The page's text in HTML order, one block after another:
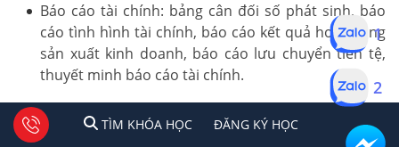
Báo cáo tài chính: bảng cân đối số phát sinh, báo
cáo tình hình tài chính, báo cáo kết quả hoạt động
sản xuất kinh doanh, báo cáo lưu chuyển tiền tệ,
thuyết minh báo cáo tài chính.
Báo cáo thuế: Tờ khai thuế GTGT, TNCN, TNDN
theo quy định hiện hành
TÌM KHÓA HỌC ĐĂNG KÍ HỌC
1 2 Tư vấn facebook
TÌM KHÓA HỌC ĐĂNG KÝ HỌC
1
2